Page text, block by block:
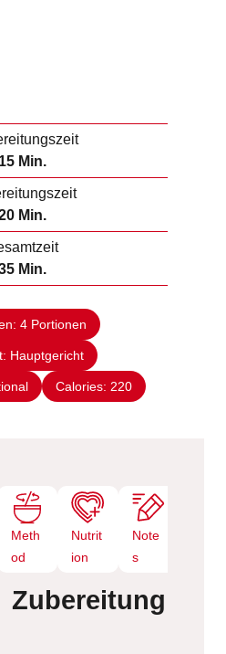
15M
i
t
e
Min.
M
i
e
Min.
M
i
n
u
t
n
Min.
4 Portionen
Hauptgericht
Calories: 220
Meth
od
Nutrit
ion
Note
s
Zubereitung